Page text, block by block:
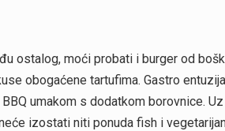
ostalog, moći probati i burger od
obogaćene tartufima. Gastro
umakom s dodatkom borovnice.
izostati niti ponuda fish i